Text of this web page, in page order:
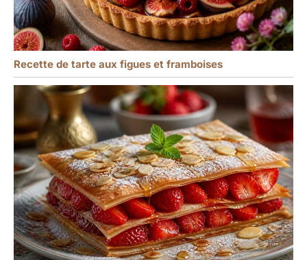
Recette de tarte aux figues et framboises